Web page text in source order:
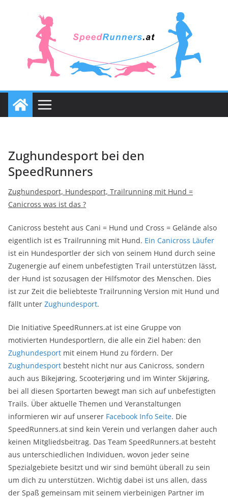
Zughundesport bei den
SpeedRunners
Zughundesport, Hundesport, Trailrunning mit Hund =
Canicross was ist das ?
Canicross besteht aus Cani = Hund und Cross = Gelände also
eigentlich ist es Trailrunning mit Hund. Ein Canicross Läufer
ist ein Hundesportler der sich von seinem Hund durch seine
Zugenergie auf einem unbefestigten Trail unterstützen lässt,
der Hund ist sozusagen der Hilfsmotor des Menschen. Dies
ist zur Zeit die beliebteste Trailrunning Version mit Hund und
fällt unter Zughundesport.
Die Initiative SpeedRunners.at ist eine Gruppe von
motivierten Hundesportlern, die alle ein Ziel haben: den
Zughundesport mit einem Hund zu fördern. Der
Zughundesport besteht nicht nur aus Canicross, sondern
auch aus Bikejøring, Scooterjøring und im Winter Skijøring,
bei all diesen Sportarten bewegt man sich auf unbefestigten
Trails. Über aktuelle Themen und Veranstaltungen
informieren wir auf unserer Facebook Info Seite. Die
SpeedRunners.at sind kein Verein und verlangen daher auch
keinen Mitgliedsbeitrag. Das Team SpeedRunners.at besteht
aus unterschiedlichen Individuen, wovon jeder seine
Spezialgebiete besitzt und wir sind bemüht überall zu sein
um dich zu unterstützen. Wichtig dabei ist uns allen, dass
der Spaß gemeinsam mit seinem vierbeinigen Partner im